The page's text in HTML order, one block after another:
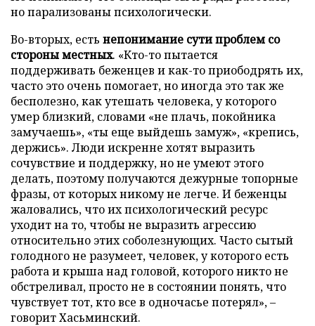
но парализованы психологически.
Во-вторых, есть непонимание сути проблем со
стороны местных. «Кто-то пытается
поддерживать беженцев и как-то приободрять их,
часто это очень помогает, но иногда это так же
бесполезно, как утешать человека, у которого
умер близкий, словами «не плачь, покойника
замучаешь», «ты еще выйдешь замуж», «крепись,
держись». Люди искренне хотят выразить
сочувствие и поддержку, но не умеют этого
делать, поэтому получаются дежурные топорные
фразы, от которых никому не легче. И беженцы
жаловались, что их психологический ресурс
уходит на то, чтобы не выразить агрессию
относительно этих соболезнующих. Часто сытый
голодного не разумеет, человек, у которого есть
работа и крыша над головой, которого никто не
обстреливал, просто не в состоянии понять, что
чувствует тот, кто все в одночасье потерял», –
говорит Хасьминский.